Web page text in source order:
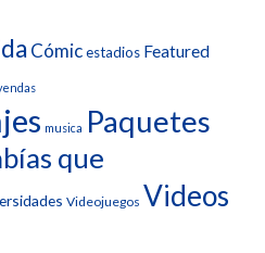
Cómicestadios Featured
musica Paquetes
que
Videojuegos Videos